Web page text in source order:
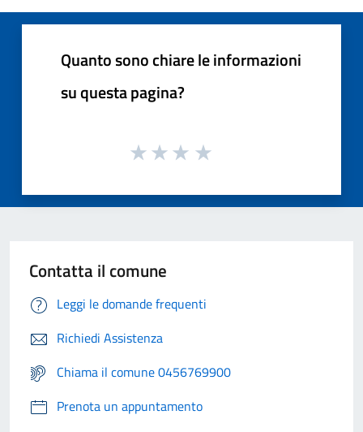
Quanto sono chiare le informazioni
su questa pagina?
Contatta il comune
Leggi le domande frequenti
Richiedi Assistenza
Chiama il comune 0456769900
Prenota un appuntamento